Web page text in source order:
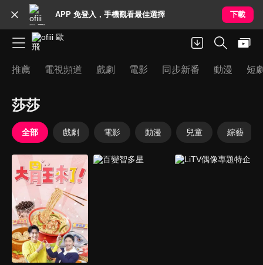
APP 免登入，手機觀看最佳選擇 下載
推薦 電視頻道 戲劇 電影 同步新番 動漫 短
莎莎
全部 戲劇 電影 動漫 兒童 綜藝